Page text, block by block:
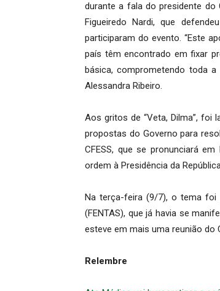
durante a fala do presidente do
Figueiredo Nardi, que
participaram do evento. “Este
país têm encontrado em fixar
básica, comprometendo toda a
Alessandra Ribeiro.
Aos gritos de “Veta, Dilma”, foi
propostas do Governo para
CFESS, que se pronunciará
ordem à Presidência da
Na terça-feira (9/7), o tema foi
(FENTAS), que já havia se
esteve em mais uma reunião do
Relembre